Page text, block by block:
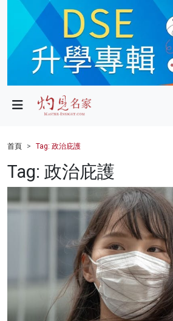
政局
財經
健康
名家榜
灼見活動
首頁 Tag: 政治庇護
Tag: 政治庇護